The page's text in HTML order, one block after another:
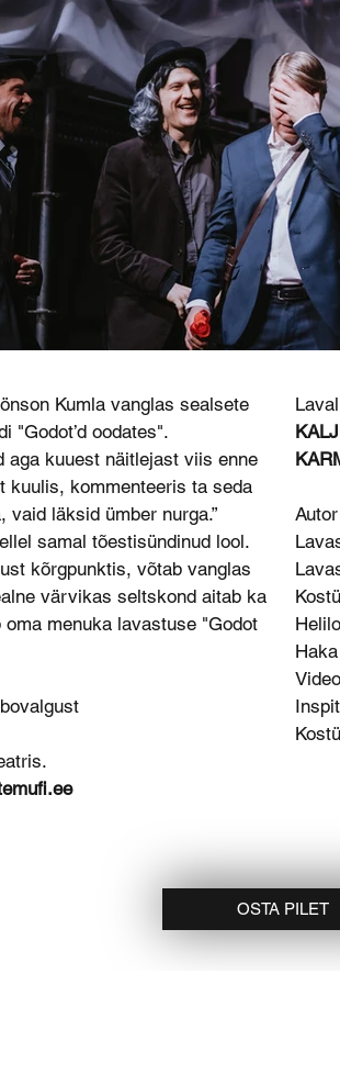
Kumla vanglas sealsete
"Godot’d oodates".
aga kuuest näitlejast viis enne
kuulis, kommenteeris ta seda
vaid läksid ümber nurga.”
samal tõestisündinud lool.
kõrgpunktis, võtab vanglas
värvikas seltskond aitab ka
oma menuka lavastuse "Godot
Laval
Autor
OSTA PILET